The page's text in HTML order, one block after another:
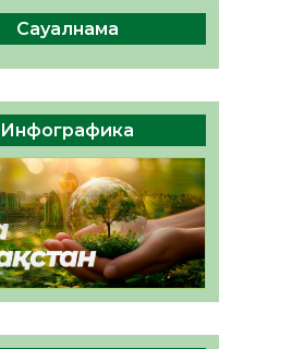
дайын
– ҚОҒАМ
ҚОСЫЛҒАН
37 0
Сауалнама
Инфографика